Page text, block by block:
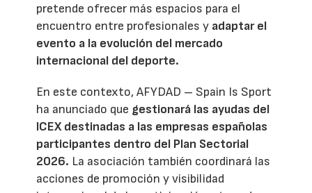
pretende ofrecer más espacios para el
encuentro entre profesionales y adaptar el
evento a la evolución del mercado
internacional del deporte.
En este contexto, AFYDAD – Spain Is Sport
ha anunciado que gestionará las ayudas del
ICEX destinadas a las empresas españolas
participantes dentro del Plan Sectorial
2026. La asociación también coordinará las
acciones de promoción y visibilidad